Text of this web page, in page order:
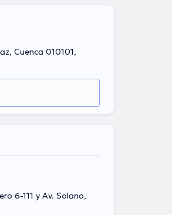
Cuenca 010101,
6-111 y Av. Solano,